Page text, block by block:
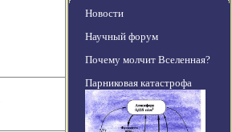
Новости
Научный форум
Почему молчит Вселенная?
Парниковая катастрофа